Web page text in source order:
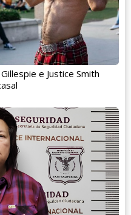
e Justice Smith